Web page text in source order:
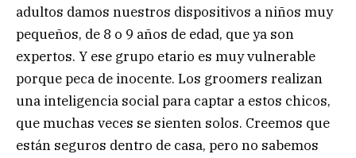
adultos damos nuestros dispositivos a niños muy
pequeños, de 8 o 9 años de edad, que ya son
expertos. Y ese grupo etario es muy vulnerable
porque peca de inocente. Los groomers realizan
una inteligencia social para captar a estos chicos,
que muchas veces se sienten solos. Creemos que
están seguros dentro de casa, pero no sabemos